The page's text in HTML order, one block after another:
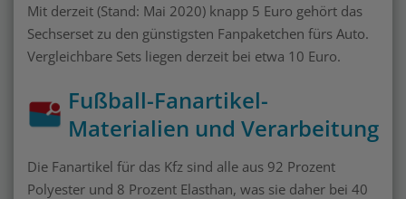
Mit derzeit (Stand: Mai 2020) knapp 5 Euro gehört das
Sechserset zu den günstigsten Fanpaketchen fürs Auto.
Vergleichbare Sets liegen derzeit bei etwa 10 Euro.
Fußball-Fanartikel-
Materialien und Verarbeitung
Die Fanartikel für das Kfz sind alle aus 92 Prozent
Polyester und 8 Prozent Elasthan, was sie daher bei 40